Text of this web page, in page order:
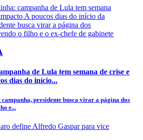
de Lula tem semana de crise e
dias do início...
presidente busca virar a página dos
e...